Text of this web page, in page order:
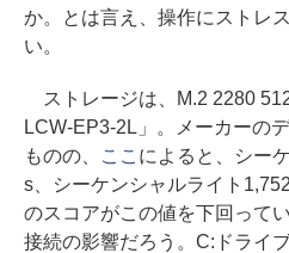
か。とは言え、操作にストレ
い。
ストレージは、M.2 2280
LCW-EP3-2L」。メーカーの
ものの、
ここ によると、シー
s、シーケンシャルライト
のスコアがこの値を下回って
接続の影響だろう。C:ドライ